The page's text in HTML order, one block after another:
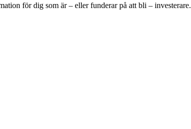
för dig som är – eller funderar på att bli – investerare.